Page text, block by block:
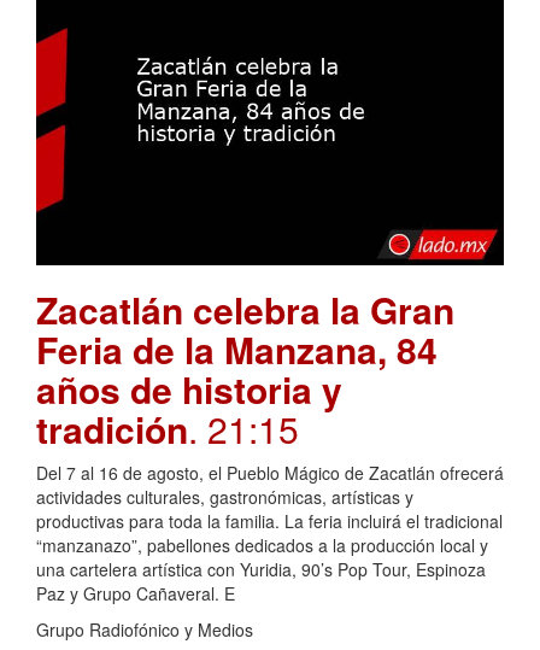
Zacatlán celebra la Gran
Feria de la Manzana, 84
años de historia y
tradición. 21:15
Del 7 al 16 de agosto, el Pueblo Mágico de Zacatlán ofrecerá
actividades culturales, gastronómicas, artísticas y
productivas para toda la familia. La feria incluirá el tradicional
“manzanazo”, pabellones dedicados a la producción local y
una cartelera artística con Yuridia, 90’s Pop Tour, Espinoza
Paz y Grupo Cañaveral. E
Grupo Radiofónico y Medios